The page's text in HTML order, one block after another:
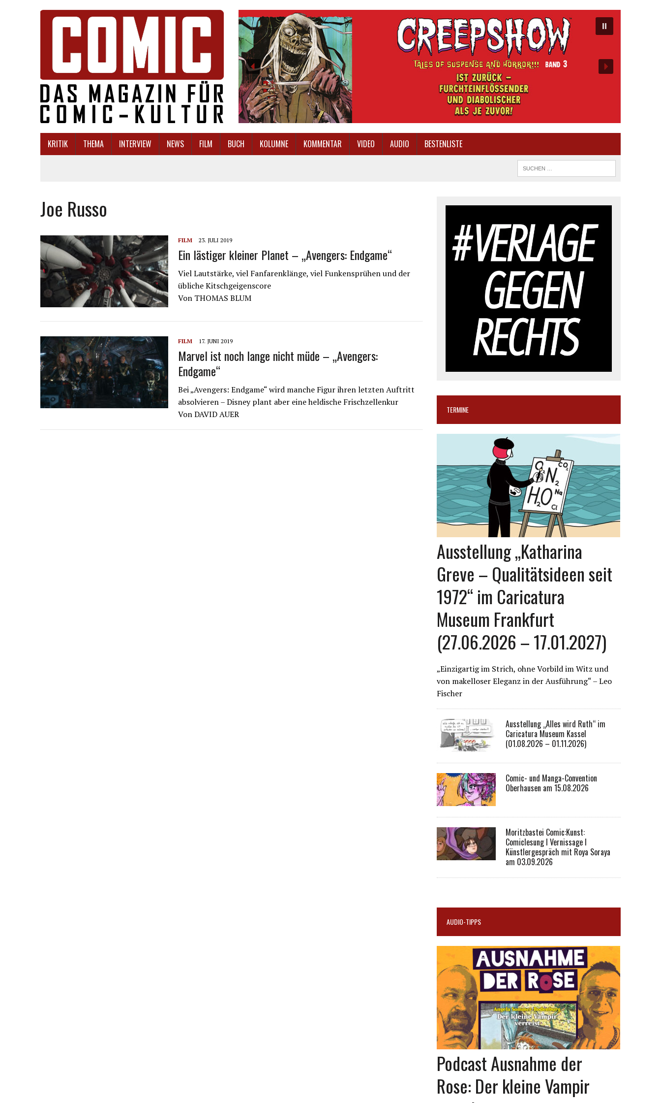
KRITIK THEMA INTERVIEW NEWS FILM BUCH KOLUMNE KOMMENTAR VIDEO AUDIO BESTENLISTE
Joe Russo
FILM 23. JULI 2019
Ein lästiger kleiner Planet – „Avengers: Endgame“
Viel Lautstärke, viel Fanfarenklänge, viel Funkensprühen und der
übliche Kitschgeigenscore
Von THOMAS BLUM
FILM 17. JUNI 2019
Marvel ist noch lange nicht müde – „Avengers:
Endgame“
Bei „Avengers: Endgame“ wird manche Figur ihren letzten Auftritt
absolvieren – Disney plant aber eine heldische Frischzellenkur
Von DAVID AUER
TERMINE
Ausstellung „Katharina
Greve – Qualitätsideen seit
1972“ im Caricatura
Museum Frankfurt
(27.06.2026 – 17.01.2027)
„Einzigartig im Strich, ohne Vorbild im Witz und
von makelloser Eleganz in der Ausführung“ – Leo
Fischer
Ausstellung „Alles wird Ruth“ im
Caricatura Museum Kassel
(01.08.2026 – 01.11.2026)
Comic- und Manga-Convention
Oberhausen am 15.08.2026
Moritzbastei Comic:Kunst:
Comiclesung I Vernissage I
Künstlergespräch mit Roya Soraya
am 03.09.2026
AUDIO-TIPPS
Podcast Ausnahme der
Rose: Der kleine Vampir